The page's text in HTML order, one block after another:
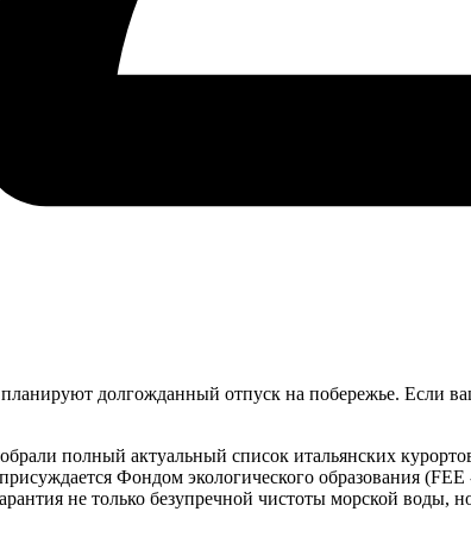
долгожданный отпуск на побережье. Если
полный актуальный список итальянских
Фондом экологического образования
не только безупречной чистоты морской воды,